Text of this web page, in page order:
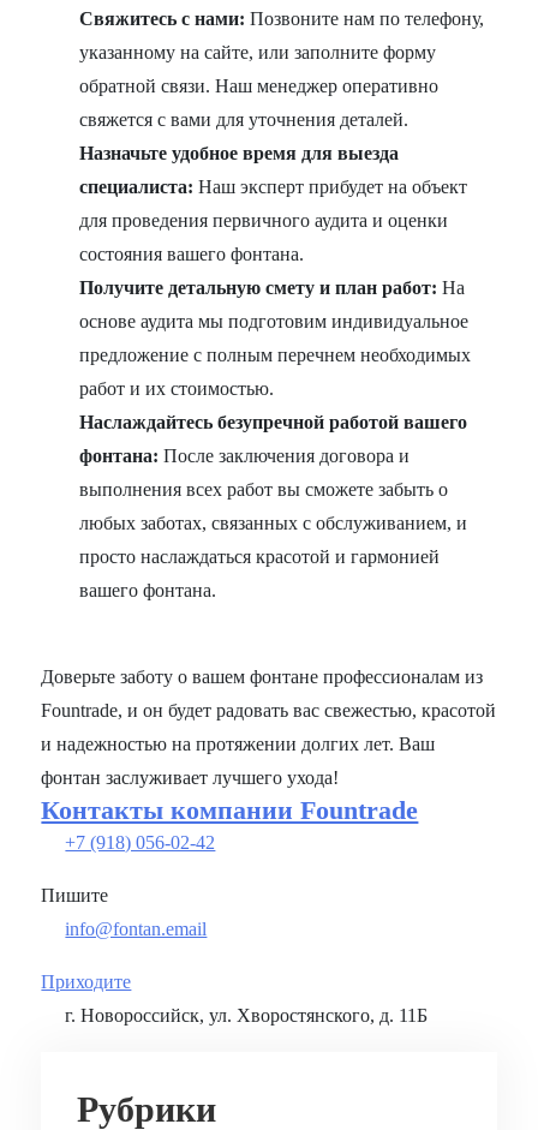
Свяжитесь с нами: Позвоните нам по телефону,
указанному на сайте, или заполните форму
обратной связи. Наш менеджер оперативно
свяжется с вами для уточнения деталей.
Назначьте удобное время для выезда
специалиста: Наш эксперт прибудет на объект
для проведения первичного аудита и оценки
состояния вашего фонтана.
Получите детальную смету и план работ: На
основе аудита мы подготовим индивидуальное
предложение с полным перечнем необходимых
работ и их стоимостью.
Наслаждайтесь безупречной работой вашего
фонтана: После заключения договора и
выполнения всех работ вы сможете забыть о
любых заботах, связанных с обслуживанием, и
просто наслаждаться красотой и гармонией
вашего фонтана.
Доверьте заботу о вашем фонтане профессионалам из
Fountrade, и он будет радовать вас свежестью, красотой
и надежностью на протяжении долгих лет. Ваш
фонтан заслуживает лучшего ухода!
Контакты компании Fountrade
+7 (918) 056-02-42
Пишите
info@fontan.email
Приходите
г. Новороссийск, ул. Хворостянского, д. 11Б
Рубрики